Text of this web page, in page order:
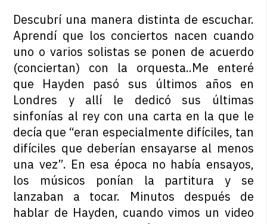
Descubrí una manera distinta de escuchar.
Aprendí que los conciertos nacen cuando
uno o varios solistas se ponen de acuerdo
(conciertan) con la orquesta..Me enteré
que Hayden pasó sus últimos años en
Londres y allí le dedicó sus últimas
sinfonías al rey con una carta en la que le
decía que “eran especialmente difíciles, tan
difíciles que deberían ensayarse al menos
una vez”. En esa época no había ensayos,
los músicos ponían la partitura y se
lanzaban a tocar. Minutos después de
hablar de Hayden, cuando vimos un video